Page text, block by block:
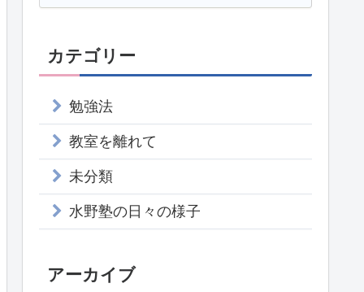
カテゴリー
勉強法
教室を離れて
未分類
水野塾の日々の様子
アーカイブ